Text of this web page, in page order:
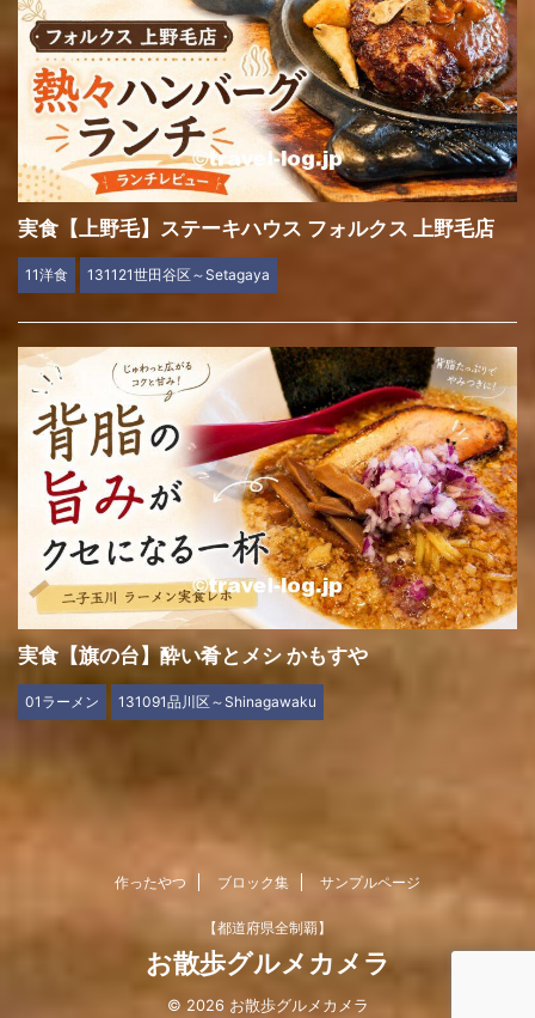
実食【上野毛】ステーキハウス フォルクス 上野毛店
11洋食 131121世田谷区～Setagaya
実食【旗の台】酔い肴とメシ かもすや
01ラーメン 131091品川区～Shinagawaku
作ったやつ ブロック集 サンプルページ
【都道府県全制覇】
お散歩グルメカメラ
© 2026 お散歩グルメカメラ